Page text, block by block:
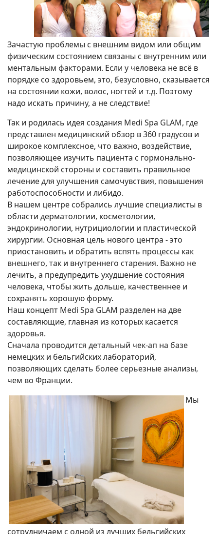
Зачастую проблемы с внешним видом или общим
физическим состоянием связаны с внутренним или
ментальным факторами. Если у человека не всё в
порядке со здоровьем, это, безусловно, сказывается
на состоянии кожи, волос, ногтей и т.д. Поэтому
надо искать причину, а не следствие!
Так и родилась идея создания Medi Spa GLAM, где
представлен медицинский обзор в 360 градусов и
широкое комплексное, что важно, воздействие,
позволяющее изучить пациента с гормонально-
медицинской стороны и составить правильное
лечение для улучшения самочувствия, повышения
работоспособности и либидо.
В нашем центре собрались лучшие специалисты в
области дерматологии, косметологии,
эндокринологии, нутрициологии и пластической
хирургии. Основная цель нового центра - это
приостановить и обратить вспять процессы как
внешнего, так и внутреннего старения. Важно не
лечить, а предупредить ухудшение состояния
человека, чтобы жить дольше, качественнее и
сохранять хорошую форму.
Наш концепт Medi Spa GLAM разделен на две
составляющие, главная из которых касается
здоровья.
Сначала проводится детальный чек-ап на базе
немецких и бельгийских лабораторий,
позволяющих сделать более серьезные анализы,
чем во Франции.
Мы
сотрудничаем с одной из лучших бельгийских